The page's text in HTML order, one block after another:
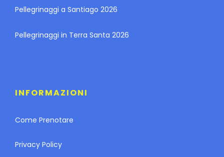
Pellegrinaggi a Santiago 2026
Pellegrinaggi in Terra Santa 2026
INFORMAZIONI
Come Prenotare
Privacy Policy